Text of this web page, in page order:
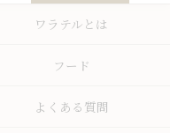
ワラテルとは
フード
よくある質問